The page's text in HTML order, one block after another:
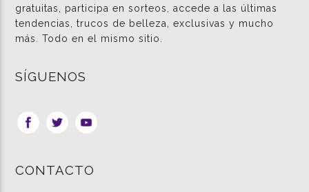
gratuitas, participa en sorteos, accede a las últimas
tendencias, trucos de belleza, exclusivas y mucho
más. Todo en el mismo sitio.
SÍGUENOS
CONTACTO